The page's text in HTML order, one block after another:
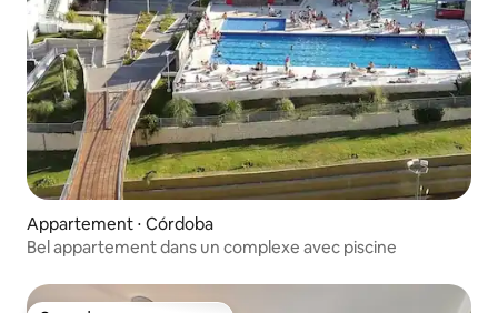
Appartement ⋅ Córdoba
Bel appartement dans un complexe avec piscine